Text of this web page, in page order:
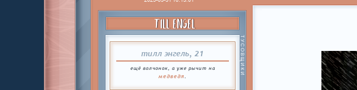
TILL ENGEL
тилл энгель, 21
ещё волчонок, а уже рычит на
медведя ТУСОВЩИКИ